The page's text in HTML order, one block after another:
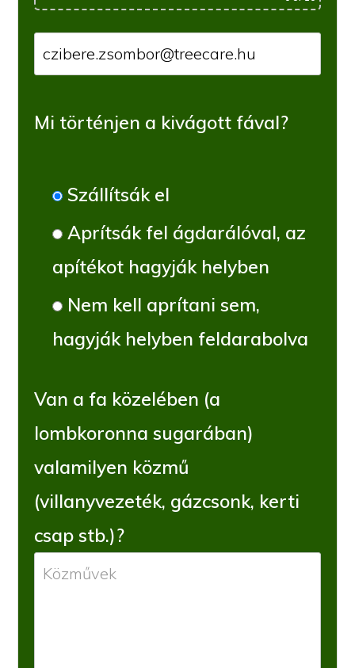
Mi történjen a kivágott fával?
Szállítsák el
Aprítsák fel ágdarálóval, az
apítékot hagyják helyben
Nem kell aprítani sem,
hagyják helyben feldarabolva
Van a fa közelében (a
lombkoronna sugarában)
valamilyen közmű
(villanyvezeték, gázcsonk, kerti
csap stb.)?